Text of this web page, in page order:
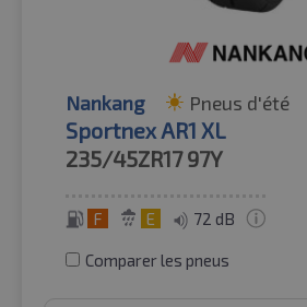
Nankang Pneus d'été
Sportnex AR1 XL
235/45ZR17 97Y
F E 72 dB
Comparer les pneus